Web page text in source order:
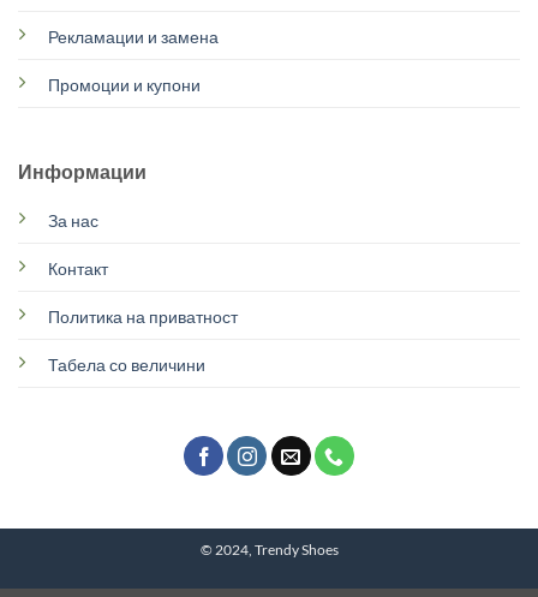
Рекламации и замена
Промоции и купони
Информации
За нас
Контакт
Политика на приватност
Табела со величини
© 2024, Trendy Shoes